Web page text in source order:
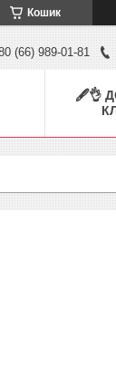
Кошик
(66) 989-01-81
🖋👌